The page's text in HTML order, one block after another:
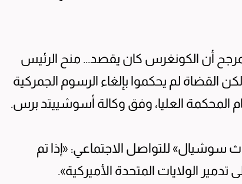
أن الكونغرس كان يقصد... منح الرئيس
لم يحكموا بإلغاء الرسوم الجمركية
المحكمة العليا، وفق وكالة أسوشييتد برس.
للتواصل الاجتماعي: «إذا تم
تدمير الولايات المتحدة الأميركية».